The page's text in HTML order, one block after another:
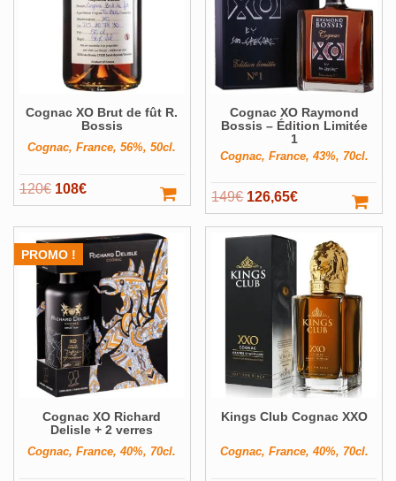
Cognac XO Brut de fût R.
Bossis
Cognac, France, 56%, 50cl.
120€ Le
prix
initial
était :
120€.
108€Le
prix
actuel
est :
108€.
Cognac XO Raymond
Bossis – Édition Limitée
1
Cognac, France, 43%, 70cl.
149€ Le
prix
initial
était :
149€.
126,65€Le
prix
actuel
est :
126,65€.
PROMO !
Cognac XO Richard
Delisle + 2 verres
Cognac, France, 40%, 70cl.
Kings Club Cognac XXO
Cognac, France, 40%, 70cl.